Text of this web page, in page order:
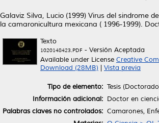
Galaviz Silva, Lucio (1999) Virus del sindrome
la camaronicultura mexicana ( 1996-1999).
Texto
1020148423.PDF - Versión Aceptada
Available under License Creative
Download (28MB)
Vista previa
Tipo de elemento: Tesis
Información adicional: Doctor en
Palabras claves no controlados: Camarones,